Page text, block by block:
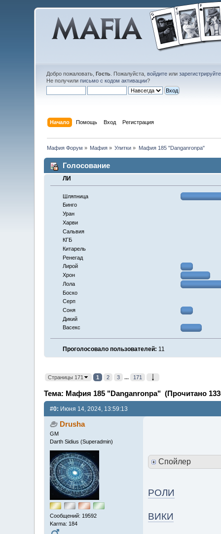
Добро пожаловать, Гость. Пожалуйста, войдитеили
Не получили письмо с кодом активации?
Начало Помощь Вход Регистрация
Мафия Форум » Мафия » Улитки » Мафия 185 "Danganronpa"
Голосование
ЛИ
Шляпница
Бинго
Уран
Харви
Сальвия
КГБ
Китарель
Ренегад
Лирой
Хрон
Лола
Боско
Серп
Соня
Дикий
Васекс
Проголосовало пользователей: 11
Страницы 171 1 2 3 ... 171
Тема: Мафия 185 "Danganronpa" (Прочитано
#0: Июня 14, 2024, 13:59:13
Drusha
GM
Darth Sidius (Superadmin)
Сообщений: 19592
Karma: 184
Спойлер
РОЛИ
ВИКИ